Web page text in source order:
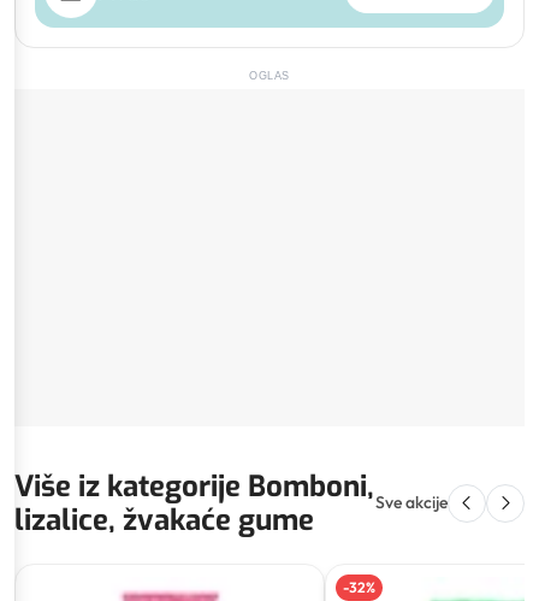
OGLAS
Više iz kategorije Bomboni,
lizalice, žvakaće gume
Sve akcije
-32%